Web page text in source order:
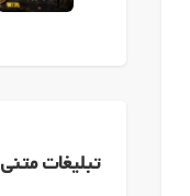
تبلیغات متنی